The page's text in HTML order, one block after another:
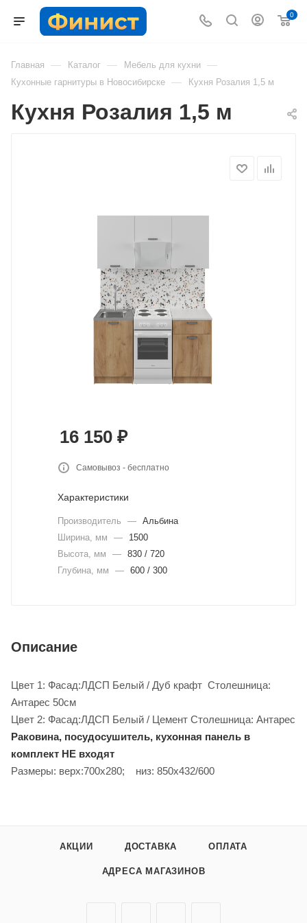
0
Главная — Каталог — Мебель для кухни —
Кухонные гарнитуры в Новосибирске — Кухня Розалия 1,5 м
Кухня Розалия 1,5 м
16 150 ₽
Самовывоз - бесплатно
Характеристики
Производитель — Альбина
Ширина, мм
—
1500
Высота, мм
— 830 / 720
Глубина, мм
— 600 / 300
Описание
Цвет 1: Фасад:ЛДСП Белый / Дуб крафт Столешница:
Антарес 50см
Цвет 2: Фасад:ЛДСП Белый / Цемент Столешница: Антарес
Раковина, посудосушитель, кухонная панель в
комплект НЕ входят
Размеры: верх:700х280; низ: 850х432/600
АКЦИИ ДОСТАВКА ОПЛАТА
АДРЕСА МАГАЗИНОВ